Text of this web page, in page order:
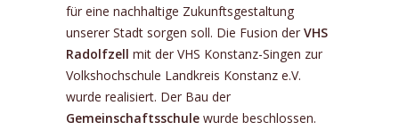
für eine nachhaltige Zukunftsgestaltung
unserer Stadt sorgen soll. Die Fusion der VHS
Radolfzell mit der VHS Konstanz-Singen zur
Volkshochschule Landkreis Konstanz e.V.
wurde realisiert. Der Bau der
Gemeinschaftsschule wurde beschlossen.